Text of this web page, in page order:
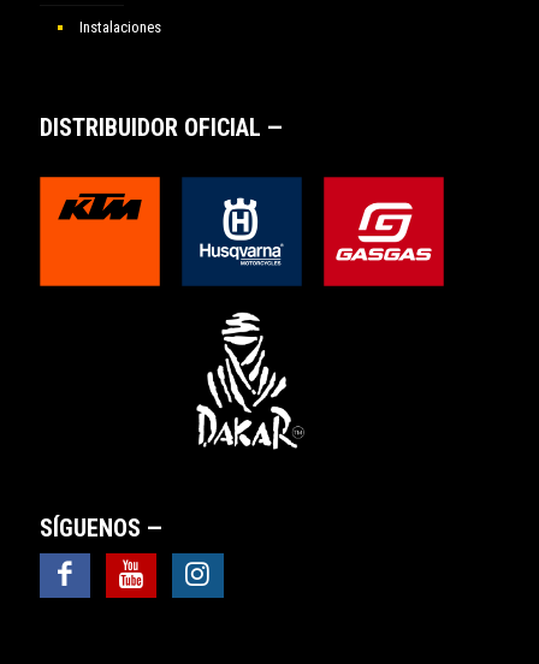
Instalaciones
DISTRIBUIDOR OFICIAL —
SÍGUENOS —